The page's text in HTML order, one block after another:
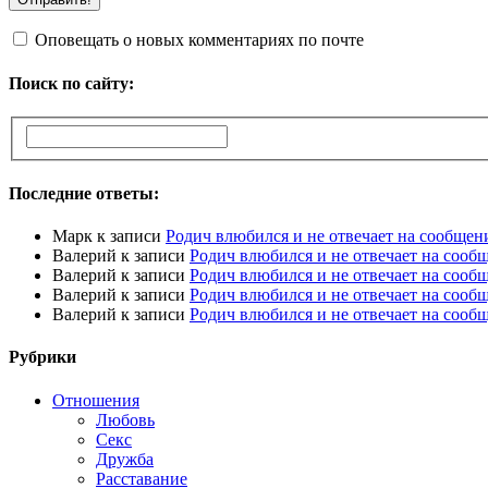
Оповещать о новых комментариях по почте
Поиск по сайту:
Последние ответы:
Марк к записи Родич влюбился и не отвечает на
Валерий к записи Родич влюбился и не отвечает на
Валерий к записи Родич влюбился и не отвечает на
Валерий к записи Родич влюбился и не отвечает на
Валерий к записи Родич влюбился и не отвечает на
Рубрики
Отношения
Любовь
Секс
Дружба
Расставание